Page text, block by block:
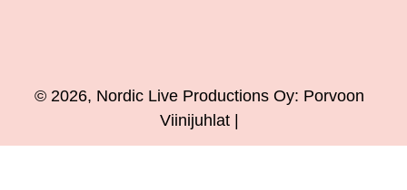
© 2026, Nordic Live Productions Oy: Porvoon
Viinijuhlat |